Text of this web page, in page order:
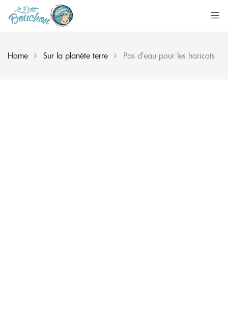
Home Sur la planète terre Pas d’eau pour les haricots